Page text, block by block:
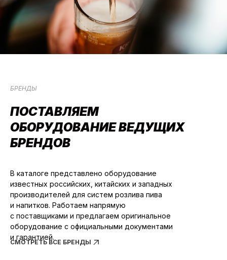
БРЕНДЫ
ПОСТАВЛЯЕМ
ОБОРУДОВАНИЕ ВЕДУЩИХ
БРЕНДОВ
В каталоге представлено оборудование
известных российских, китайских и западных
производителей для систем розлива пива
и напитков. Работаем напрямую
с поставщиками и предлагаем оригинальное
оборудование с официальными документами
и гарантией.
СМОТРЕТЬ ВСЕ БРЕНДЫ